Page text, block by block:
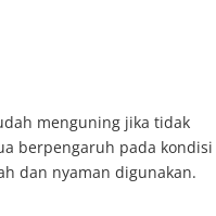
menguning jika tidak
berpengaruh pada kondisi
dan nyaman digunakan.